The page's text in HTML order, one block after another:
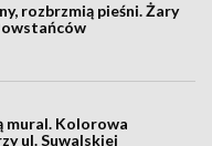
rozbrzmią pieśni. Żary
mural. Kolorowa
ul. Suwalskiej